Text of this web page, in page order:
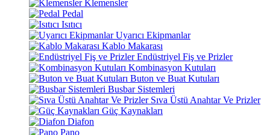
Klemensler
Pedal
Isıtıcı
Uyarıcı Ekipmanlar
Kablo Makarası
Endüstriyel Fiş ve Prizler
Kombinasyon Kutuları
Buton ve Buat Kutuları
Busbar Sistemleri
Sıva Üstü Anahtar Ve Prizler
Güç Kaynakları
Diafon
Pano